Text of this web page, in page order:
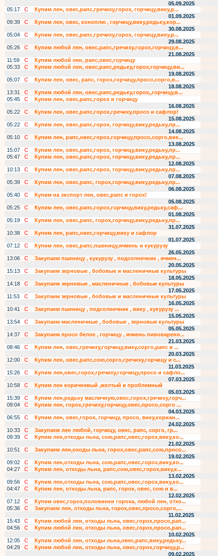
05.09.2025
05:17
С
Купим лен, овес,рапс,гречиху,горох, горчицу,вику,р...
01.09.2025
09:39
С
Купим лен, овес, коноплю , горчицу,вику,редьку,кор...
30.08.2025
05:04
С
Купим лен, овес,рапс,гречиху,горох, горчицу,вику,р...
29.08.2025
05:26
С
Купим любой лен, овес,рапс,гречиху,горох,горчицу,в...
21.08.2025
11:59
С
Купим любой лен, рапс,овес,горчицу
05:33
С
Купим любой лен, овес,рапс,редьку,горох,горчицу,ви...
19.08.2025
05:07
С
Купим лен, овес, рапс, горох,горчицу,просо,сорго,в...
18.08.2025
13:31
С
Купим любой лен, овес,рапс,редьку,горох,,горчицу,в...
05:45
С
Купим лен, овес,рапс,горох и горчицу
16.08.2025
05:22
С
Купим лен, овес,рапс,горох,гречиху,просо и сафлор!
15.08.2025
05:22
С
Купим лен, овес,рапс,горох, горчицу,вику,редьку,пр...
14.08.2025
05:10
С
Купим лен, рапс,овес,горох,горчицу,просо,сорго,вик...
13.08.2025
15:07
С
Купим лен, овес,рапс,горох, горчицу,вику,редьку,пр...
05:47
С
Купим лен, овес,рапс,горох, горчицу,вику,редьку,пр...
12.08.2025
10:13
С
Купим лен, овес,рапс,горох, горчицу,вику,редьку,пр...
07.08.2025
05:39
С
Купим лен, овес,рапс, горох,горчицу,вику,редьку,пр...
06.08.2025
05:40
С
Купим на экспорт лен, овес,рапс и горох!
05.08.2025
05:25
С
Купим лен, овес,рапс,горох,горчицу,вику,редьку,саф...
01.08.2025
05:19
С
Купим лен, овес,рапс, горох,горчицу,вику,редьку,пр...
31.07.2025
10:38
С
Купим лен, рапс,овес,горчицу,вику и сафлор
01.07.2025
07:12
С
Купим лен, овес,рапс,пшеницу,ячмень и кукурузу
26.05.2025
13:06
С
Закупаем пшеницу , кукурузу , подсолнечник , ячмен...
20.05.2025
15:13
С
Закупаем зерновые , бобовые и масленичные культуры
18.05.2025
14:18
С
Закупаем зерновые , масленичные , бобовые культуры
17.05.2025
11:53
С
Закупаем зерновые , бобовые и масленичные культуры
16.05.2025
10:41
С
Закупаем пшеницу , подсолнечник , вику , кукурузу ...
15.05.2025
13:54
С
Закупаем масленичные , бобовые , зерновые культуры
05.05.2025
14:37
С
Закупаем просо белое , горчицу , ячмень пивоваренн...
21.03.2025
08:46
С
Купим лен, овес,гречиху,горчицу,вику,сорго,рапс и ...
20.03.2025
12:00
С
Купим лен, овес,рапс,сою,сорго,гречиху,горчицу и с...
11.03.2025
15:26
С
Купим лен,овес,горох,гречиху,горчицу,просо и сафло...
07.03.2025
10:58
С
Купим лен коричневый ,желтый и проблемный
05.03.2025
15:39
С
Купим лен,редьку масличную,овес,горох,гречиху,горч...
09:04
С
Купим лен, горох,гречиху,горчицу,овес,просо,сорго ...
04.03.2025
06:55
С
Купим лен, овес,горох, горчицу, просо, вику,кориан...
24.02.2025
10:33
С
Закупаем лен любой, горчицу, овес, рапс, сорго, гр...
09:39
С
Купим лен,отходы льна, сою,рапс,овес,горох,вику,ко...
21.02.2025
10:51
С
Закупаем лен,оходы льна, горох,овес,рапс,сою,просо...
19.02.2025
09:02
С
Купим лен,отходы льна, сою,рапс,овес,горох,вику,ко...
04:27
С
Купим лен, отходы льна, рапс,сою,овес,горох,вику,к...
13.02.2025
09:56
С
Купим лен,отходы льна, сою,рапс,овес,горох,вику,ко...
04:47
С
Купим лен, отходы льна, рапс, горох, овес, сою и в...
12.02.2025
07:12
С
Купим овес,горох,половинки гороха, любой лен, отхо...
05:36
С
Закупаем лен, отходы льна, горох,овес,просо,сорго,...
11.02.2025
15:43
С
Купим любой лен, отходы льна, овес,горох,просо,рап...
04:56
С
Купим любой лен, отходы льна, овес,горох,просо,рап...
10.02.2025
12:05
С
Купим любой лен, отходы льна,овес,рапс,вику,редьку...
04:29
С
Купим любой лен, отходы льна, овес,горох,горчицу,р...
09.02.2025